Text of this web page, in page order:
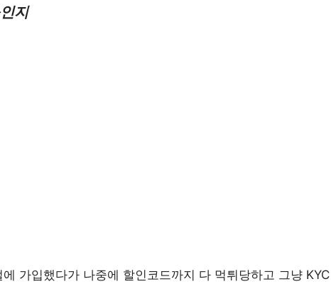
지
가입했다가 나중에 할인코드까지 다 먹튀당하고 그냥 KYC